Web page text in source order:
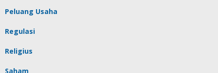
Peluang Usaha
Regulasi
Religius
Saham